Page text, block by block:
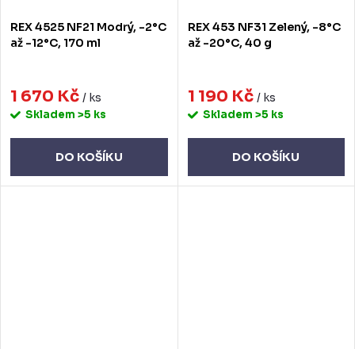
REX 4525 NF21 Modrý, -2°C
až -12°C, 170 ml
1 670 Kč / ks
Skladem >5 ks
DO KOŠÍKU
REX 453 NF31 Zelený, -8°C
až -20°C, 40 g
1 190 Kč / ks
Skladem >5 ks
DO KOŠÍKU